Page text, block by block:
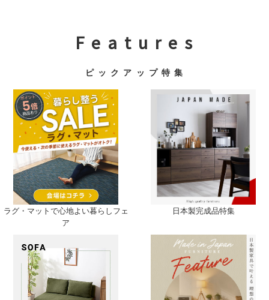
F e a t u r e s
ピ ッ ク ア ッ プ 特 集
ラグ・マットで心地よい暮らしフェ
ア
日本製完成品特集